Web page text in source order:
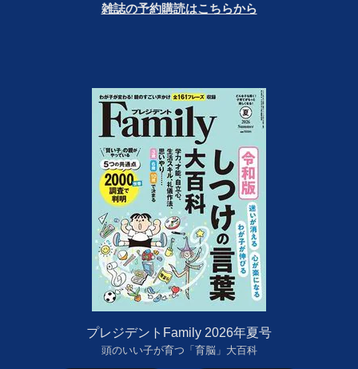
雑誌の予約購読はこちらから
プレジデントFamily 2026年夏号
頭のいい子が育つ「育脳」大百科